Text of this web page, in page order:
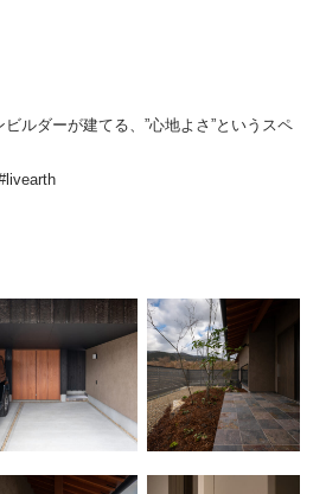
ルダーが建てる、”心地よさ”というスペ